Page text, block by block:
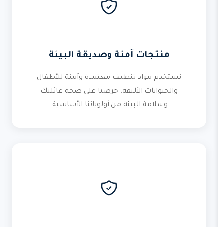
منتجات آمنة وصديقة البيئة
نستخدم مواد تنظيف معتمدة وآمنة للأطفال
والحيوانات الأليفة. حرصنا على صحة عائلتك
وسلامة البيئة من أولوياتنا الأساسية.